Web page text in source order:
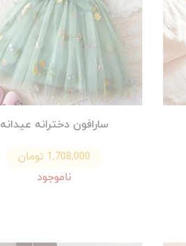
سارافون دخترانه عیدانه
1,708,000 تومان
ناموجود